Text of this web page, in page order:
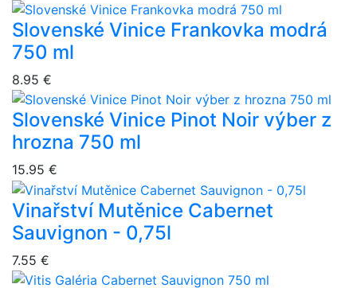
Slovenské Vinice Frankovka modrá
750 ml
8.95 €
Slovenské Vinice Pinot Noir výber z
hrozna 750 ml
15.95 €
Vinařství Mutěnice Cabernet
Sauvignon - 0,75l
7.55 €